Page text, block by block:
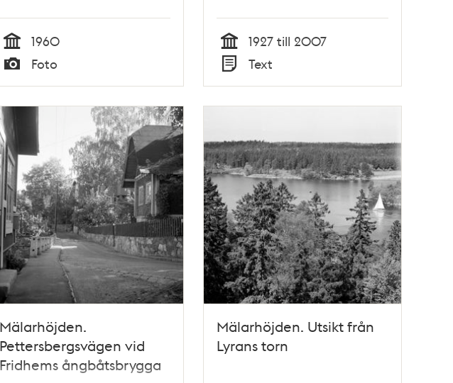
Tid
1960
Foto Tid
1927 till 2007
Typ
Text
Mälarhöjden.
Pettersbergsvägen vid
Fridhems ångbåtsbrygga
Mälarhöjden. Utsikt från
Lyrans torn